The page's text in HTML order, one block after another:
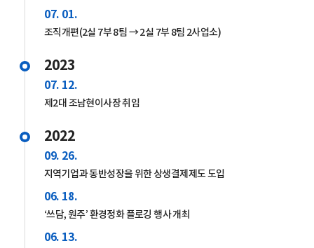
07. 01.
조직개편(2실 7부 8팀 → 2실 7부 8팀 2사업소)
2023
07. 12.
제2대 조남현이사장 취임
2022
09. 26.
지역기업과 동반성장을 위한 상생결제제도 도입
06. 18.
‘쓰담, 원주’ 환경정화 플로깅 행사 개최
06. 13.